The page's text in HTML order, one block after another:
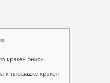
кракен онион
к площадке кракен